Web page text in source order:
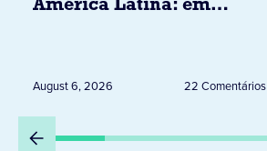
América Latina: em
Peru
August 6, 2026 22 Comentários